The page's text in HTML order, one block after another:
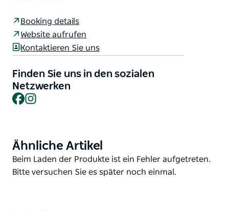
und Geselligkeit ausgelegt.
Entdecken Sie Lake Macquarie wie nie zuvor – von
unserem geselligen BBQ-Pontonboot „Day Tripper“
für 12 Personen über Ausflüge mit kleinen Booten
bis hin zu Kajakabenteuern und exklusiven
Luxuserlebnissen mit Coastline ist für jeden etwas
Booking details
Website aufrufen
Kontaktieren Sie uns
Finden Sie uns in den sozialen
Netzwerken
Facebook
Product
List
Ähnliche Artikel
Product
List
Beim Laden der Produkte ist ein Fehler aufgetreten.
Bitte versuchen Sie es später noch einmal.